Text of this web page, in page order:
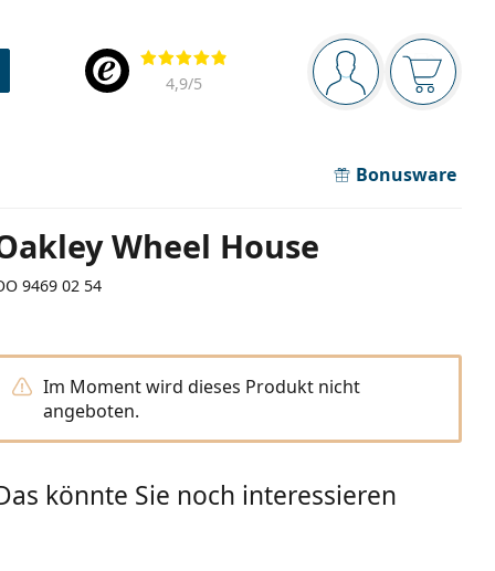
Navigationsleiste
Sie sind Der
Bewertung
4,9/5
Bonusware
Wheel House
9469 02 54
Im Moment wird dieses Produkt nicht
angeboten.
könnte Sie noch interessieren